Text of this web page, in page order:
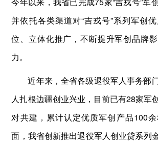
并依托各类渠道对“吉戎号”系列军创
位、立体化推广，不断提升军创品牌
力。
近年来，全省各级退役军人事务部
人扎根边疆创业兴业，目前已有28家军
对共建，累计认定优质军创产品100
面，我省创新推出退役军人创业贷系列